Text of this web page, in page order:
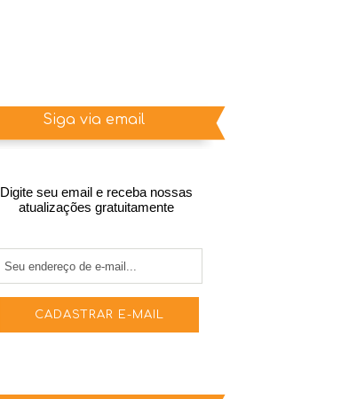
Siga via email
Digite seu email e receba nossas
atualizações gratuitamente